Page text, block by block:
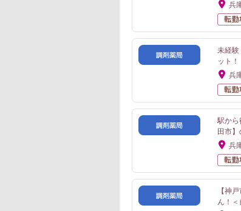
兵
未経験
ット
兵
駅から
田市
兵
【神
ん！＜